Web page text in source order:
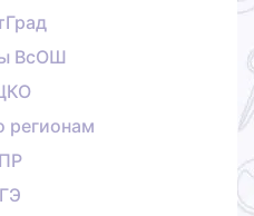
ВсОШ
регионам